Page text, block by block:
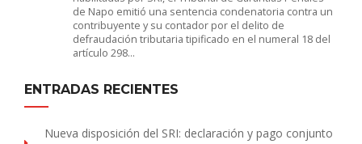
de Napo emitió una sentencia condenatoria contra un
contribuyente y su contador por el delito de
defraudación tributaria tipificado en el numeral 18 del
artículo 298…
ENTRADAS RECIENTES
Nueva disposición del SRI: declaración y pago conjunto